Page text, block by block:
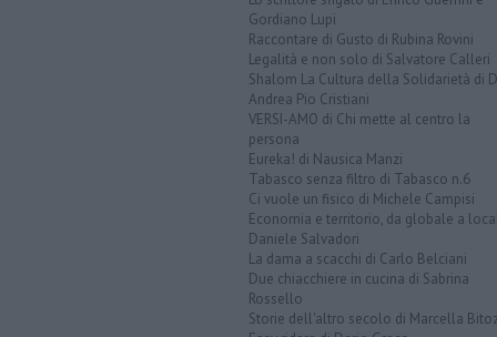
Gordiano Lupi
Raccontare di Gusto di Rubina Rovini
Legalità e non solo di Salvatore Calleri
Shalom La Cultura della Solidarietà di
Andrea Pio Cristiani
VERSI-AMO di Chi mette al centro la
persona
Eureka! di Nausica Manzi
Tabasco senza filtro di Tabasco n.6
Ci vuole un fisico di Michele Campisi
Economia e territorio, da globale a
Daniele Salvadori
La dama a scacchi di Carlo Belciani
Due chiacchiere in cucina di Sabrina
Rossello
Storie dell'altro secolo di Marcella